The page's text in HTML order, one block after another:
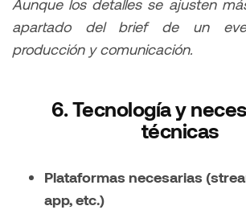
Aunque los detalles se ajusten
apartado del brief de un
producción y comunicación.
6. Tecnología y
técnicas
Plataformas necesarias
app, etc.)